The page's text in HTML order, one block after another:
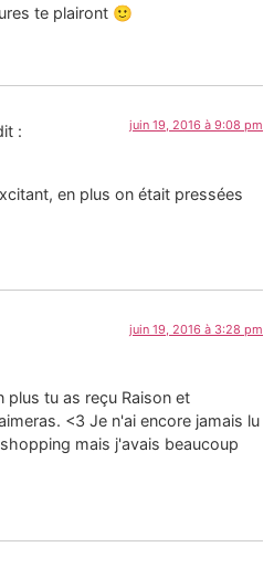
te plairont 🙂
: juin 19, 2016 à 9:08 pm
en plus on était pressées
juin 19, 2016 à 3:28 pm
plus tu as reçu Raison et
<3 Je n'ai encore jamais lu
mais j'avais beaucoup